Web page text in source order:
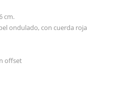
cm.
ondulado, con cuerda roja
offset